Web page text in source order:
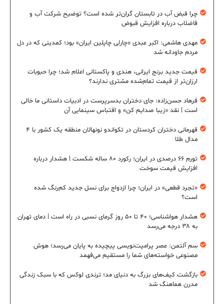
چرا قبض آب در تابستان گران‌تر شده است؟ توضیح شرکت آب و
فاضلاب درباره افزایش قبوض
مهدی هاشمی: اکبر عبدی «چارلی چاپلین ایران» بود؛ کمدینی که در دل
مردم جاودانه شد
قیمت جدید برنج ایرانی، هندی و پاکستانی اعلام شد؛ چرا حبوبات
ارزان‌تر از قیمت تمام‌شده مشتری ندارند؟
فرهاد حسن‌زاده: جای دختران بدسرپرست در ادبیات داستانی ما خالی
است | نقد «زیبا صدایم کن» و اقتباس سینمایی آن
قهرمانی دختران کردستان در تکواندو نونهالان منطقه یک کشور با ۴
مدال طلا
تورم ۶۶ درصدی در ایران؛ رکورد ۸۰ ساله شکست | هشدار درباره
افزایش قیمت سوخت
«تجرد قطعی» در ایران؛ چرا ازدواج برای نسل جدید کم‌رنگ شده
است؟
هشدار هواشناسی؛ ۴۰ تا ۵۰ روز گرمای نسبی در راه است | دمای تهران
به ۳۸ درجه می‌رسد
سم آلتمن: عصر پرامپت‌نویسی پیچیده به پایان می‌رسد؛ هوش
مصنوعی خواسته‌های شما را مستقیم می‌فهمد
بازگشت کیف‌های بزرگ به دنیای مد؛ ترندی لوکس که با سبک زندگی
مدرن هماهنگ شد